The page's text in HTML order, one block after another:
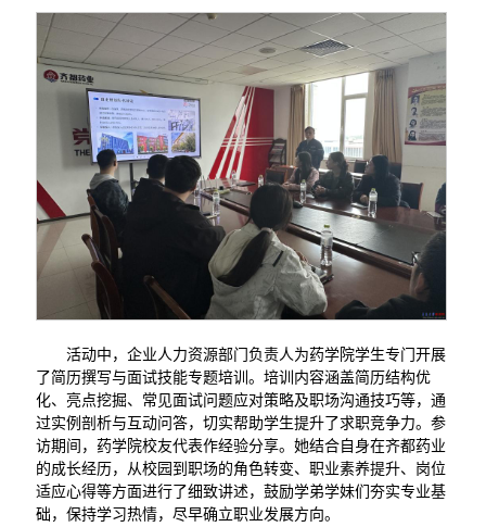
活动中，企业人力资源部门负责人为药学院学生专门开展
了简历撰写与面试技能专题培训。培训内容涵盖简历结构优
化、亮点挖掘、常见面试问题应对策略及职场沟通技巧等，通
过实例剖析与互动问答，切实帮助学生提升了求职竞争力。参
访期间，药学院校友代表作经验分享。她结合自身在齐都药业
的成长经历，从校园到职场的角色转变、职业素养提升、岗位
适应心得等方面进行了细致讲述，鼓励学弟学妹们夯实专业基
础，保持学习热情，尽早确立职业发展方向。